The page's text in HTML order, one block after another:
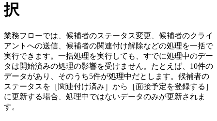
択
業務フローでは、候補者のステータス変更、候補者のクライ
アントへの送信、候補者の関連付け解除などの処理を一括で
実行できます。一括処理を実行しても、すでに処理中のデー
タは開始済みの処理の影響を受けません。たとえば、10件の
データがあり、そのうち5件が処理中だとします。候補者の
ステータスを［関連付け済み］から［面接予定を登録する］
に更新する場合、処理中ではないデータのみが更新されま
す。